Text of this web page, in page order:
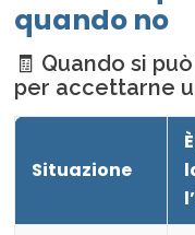
quando no
🧾 Quando si
per accettarne
Situazione